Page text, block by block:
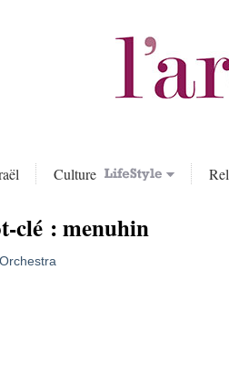
Culture
clé :menuhin